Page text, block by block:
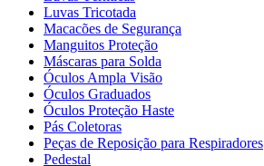
Luvas Tricotada
Macacões de Segurança
Manguitos Proteção
Máscaras para Solda
Óculos Ampla Visão
Óculos Graduados
Óculos Proteção Haste
Pás Coletoras
Peças de Reposição para Respiradores
Pedestal